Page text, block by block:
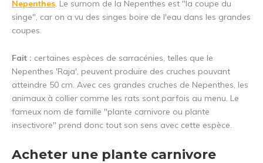
Nepenthes. Le surnom de la Nepenthes est "la coupe du
singe", car on a vu des singes boire de l'eau dans les grandes
coupes.
Fait : certaines espèces de sarracénies, telles que le
Nepenthes 'Raja', peuvent produire des cruches pouvant
atteindre 50 cm. Avec ces grandes cruches de Nepenthes, les
animaux à collier comme les rats sont parfois au menu. Le
fameux nom de famille "plante carnivore ou plante
insectivore" prend donc tout son sens avec cette espèce.
Acheter une plante carnivore